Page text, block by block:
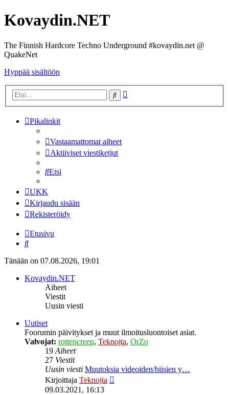
Kovaydin.NET
The Finnish Hardcore Techno Underground #kovaydin.net @
QuakeNet
Hyppää sisältöön
Etsi
Pikalinkit
Vastaamattomat aiheet
Aktiiviset viestiketjut
Etsi
UKK
Kirjaudu sisään
Rekisteröidy
Etusivu
Etsi
Tänään on 07.08.2026, 19:01
Kovaydin.NET
Aiheet
Viestit
Uusin viesti
Uutiset
Foorumin päivitykset ja muut ilmoitusluontoiset asiat.
Valvojat: rottencreep, Teknojta, OrZo
19Aiheet
27 Viestit
Uusin viesti Muutoksia videoiden/biisien y…
Kirjoittaja Teknojta
09.03.2021, 16:13